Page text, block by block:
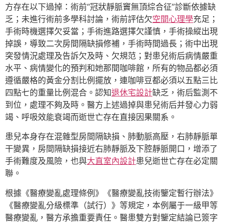
方存在以下過掉：術前“冠狀靜脈竇無頂綜合征”診斷依據缺
乏；未進行術前多學科討論，術前評估欠空間心理學充足；
手術時機選擇欠妥當；手術進路選擇欠謹慎，手術操縱出現
掉誤，導致二次房間隔缺損修補，手術時間過長；術中出現
突發情況處理及告訴欠及時、欠規范；對患兒術后病情嚴重
水平、病情變化的預判和她那間咖啡館，所有的物品都必須
遵循嚴格的黃金分割比例擺放，連咖啡豆都必須以五點三比
四點七的重量比例混合。認知退休宅設計缺乏，術后監測不
到位，處理不夠及時。醫方上述過掉與患兒術后并發心力弱
竭、呼吸效能衰竭而逝世亡存在直接因果關系。
患兒本身存在混雜型房間隔缺損、肺動脈高壓，右肺靜脈單
干變異，房間隔缺損接近右肺靜脈及下腔靜脈開口，增添了
手術難度及風險，也與大直室內設計患兒逝世亡存在必定關
聯。
根據《醫療變亂處理條例》《醫療變亂技術鑒定暫行辦法》
《醫療變亂分級標準（試行）》等規定，本例屬于一級甲等
醫療變亂，醫方承擔重要責任。醫患雙方對鑒定結論已簽字